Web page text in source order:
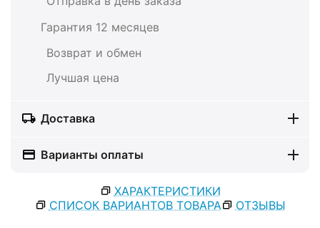
Гарантия 12 месяцев
Возврат и обмен
Лучшая цена
Доставка
Варианты оплаты
ХАРАКТЕРИСТИКИ
СПИСОК ВАРИАНТОВ ТОВАРА
ОТЗЫВЫ